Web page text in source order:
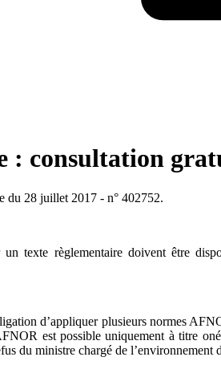
: consultation
du 28 juillet 2017 - n° 402752.
un texte règlementaire doivent être
d’appliquer plusieurs normes
est possible uniquement à titre
du ministre chargé de